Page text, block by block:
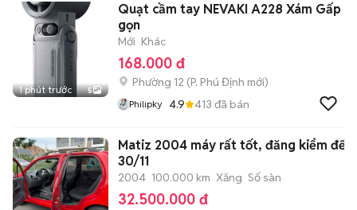
1 phút trước 5
Quạt cầm tay NEVAKI A228 Xám Gấp
gọn
Mới Khác
168.000 đ
Phường 12 (P. Phú Định mới)
Philipky 4.9 413 đã bán
Matiz 2004 máy rất tốt, đăng kiểm đến
30/11
2004 100.000 km Xăng Số sàn
32.500.000 đ